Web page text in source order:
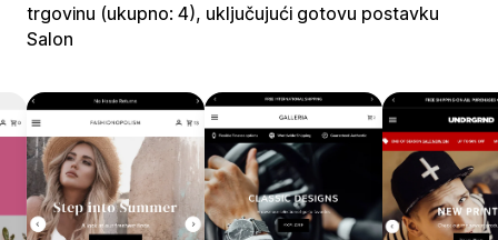
trgovinu (ukupno: 4), uključujući gotovu postavku
Salon